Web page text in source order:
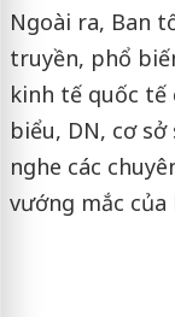
Ngoài ra, Ban
truyền, phổ
kinh tế quốc tế
biểu, DN, cơ
nghe các
vướng mắc của